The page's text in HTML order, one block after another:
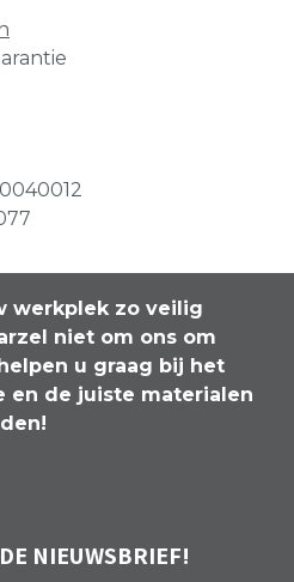
werkplek zo veilig
niet om ons om
u graag bij het
en de juiste materialen
NIEUWSBRIEF!